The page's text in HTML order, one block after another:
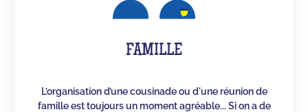
FAMILLE
L’organisation d’une cousinade ou d'une réunion de
famille est toujours un moment agréable... Si on a de